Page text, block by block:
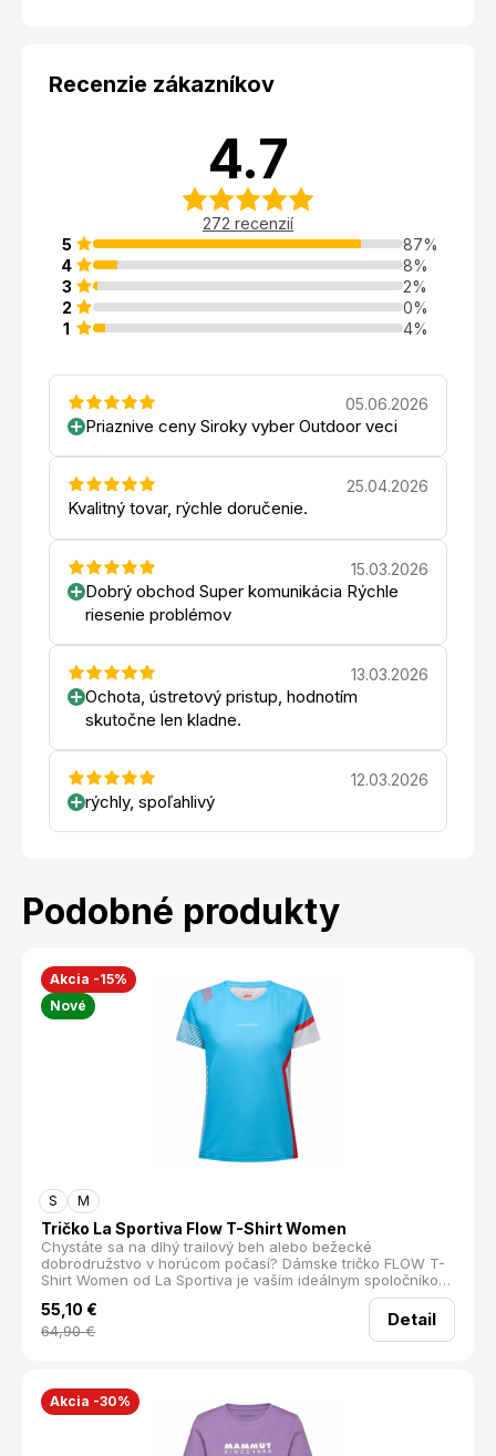
Recenzie zákazníkov
4.7
272 recenzií
5
87%
4
8%
3
2%
2
0%
1
4%
05.06.2026
Priaznive ceny Siroky vyber Outdoor veci
25.04.2026
Kvalitný tovar, rýchle doručenie.
15.03.2026
Dobrý obchod Super komunikácia Rýchle
riesenie problémov
13.03.2026
Ochota, ústretový pristup, hodnotím
skutočne len kladne.
12.03.2026
rýchly, spoľahlivý
Podobné produkty
Akcia -15%
Nové
S M
Tričko La Sportiva Flow T-Shirt Women
Chystáte sa na dlhý trailový beh alebo bežecké
dobrodružstvo v horúcom počasí? Dámske tričko FLOW T-
Shirt Women od La Sportiva je vaším ideálnym spoločníkom.
Poskytne vám pohodlie, ktoré oceníte aj po hodinách
strávených v pohybe.
55,10 €
64,90€
Detail
Akcia -30%